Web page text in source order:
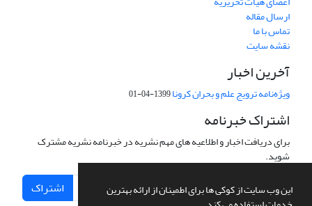
این وب سایت از کوکی ها برای اطمینان از ارائه بهترین
ارسال مقاله
تماس با ما
نقشه سایت
آخرین اخبار
ویژه‌نامه ترویج علم و بحران کرونا1399-04-01
اشتراک خبرنامه
برای دریافت اخبار و اطلاعیه های مهم نشریه در خبرنامه نشریه مشترک
شوید.
اشتراک